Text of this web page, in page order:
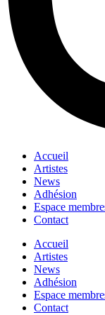
Accueil
Artistes
News
Adhésion
Espace
Contact
Accueil
Artistes
News
Adhésion
Espace
Contact